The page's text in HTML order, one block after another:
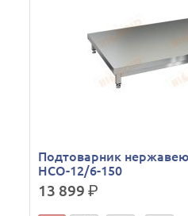
Подтоварник
НСО-12/6-150
13 899р.